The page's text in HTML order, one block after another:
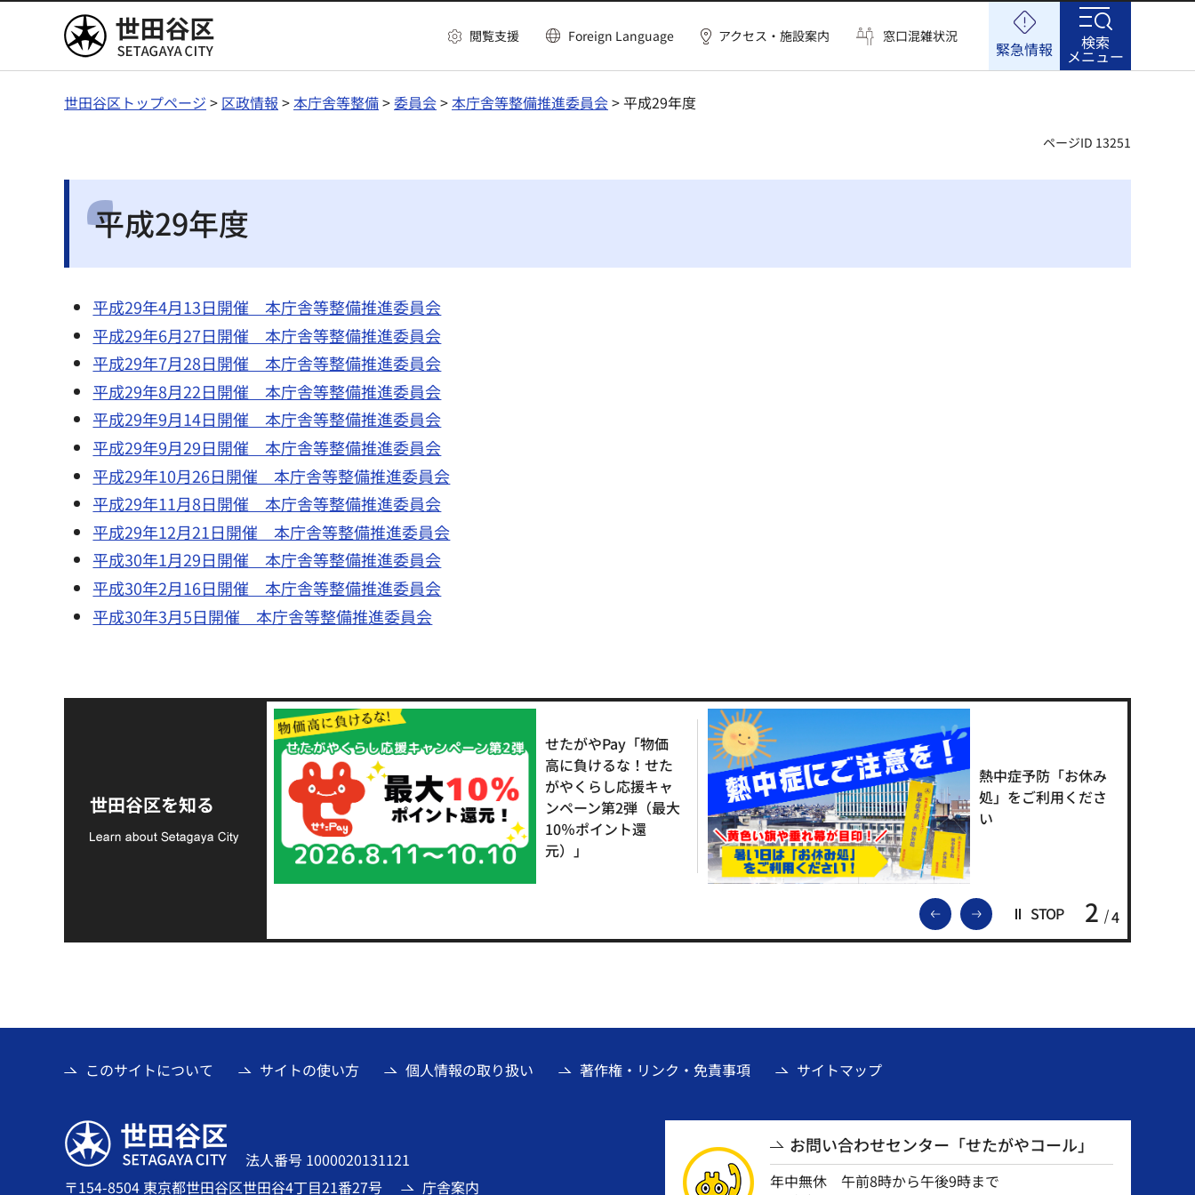
世田谷区 閲覧支援 Foreign Language アクセス・施設案内 窓口混雑状況
緊急情報 検索
メニュー
世田谷区トップページ > 区政情報 >本庁舎等整備>委員会>本庁舎等整備推進委員会> 平成29年度
ページID 13251
平成29年度
平成29年4月13日開催 本庁舎等整備推進委員会
平成29年6月27日開催 本庁舎等整備推進委員会
平成29年7月28日開催 本庁舎等整備推進委員会
平成29年8月22日開催 本庁舎等整備推進委員会
平成29年9月14日開催 本庁舎等整備推進委員会
平成29年9月29日開催 本庁舎等整備推進委員会
平成29年10月26日開催 本庁舎等整備推進委員会
平成29年11月8日開催 本庁舎等整備推進委員会
平成29年12月21日開催 本庁舎等整備推進委員会
平成30年1月29日開催 本庁舎等整備推進委員会
平成30年2月16日開催 本庁舎等整備推進委員会
平成30年3月5日開催 本庁舎等整備推進委員会
世田谷区を知る
前のスライドを表示
次のスライドを表示
STOP 2 4
支援金の募集につい
て
せたがやPay「物価
高に負けるな！せた
がやくらし応援キャ
ンペーン第2弾（最大
10％ポイント還
元）」
熱中症予防「お休み
処」をご利用くださ
い
このサイトについて サイトの使い方 個人情報の取り扱い 著作権・リンク・免責事項 サイトマップ
世田谷区
法人番号 1000020131121
〒154-8504 東京都世田谷区世田谷4丁目21番27号
庁舎案内
お問い合わせセンター「せたがやコール」
年中無休 午前8時から午後9時まで